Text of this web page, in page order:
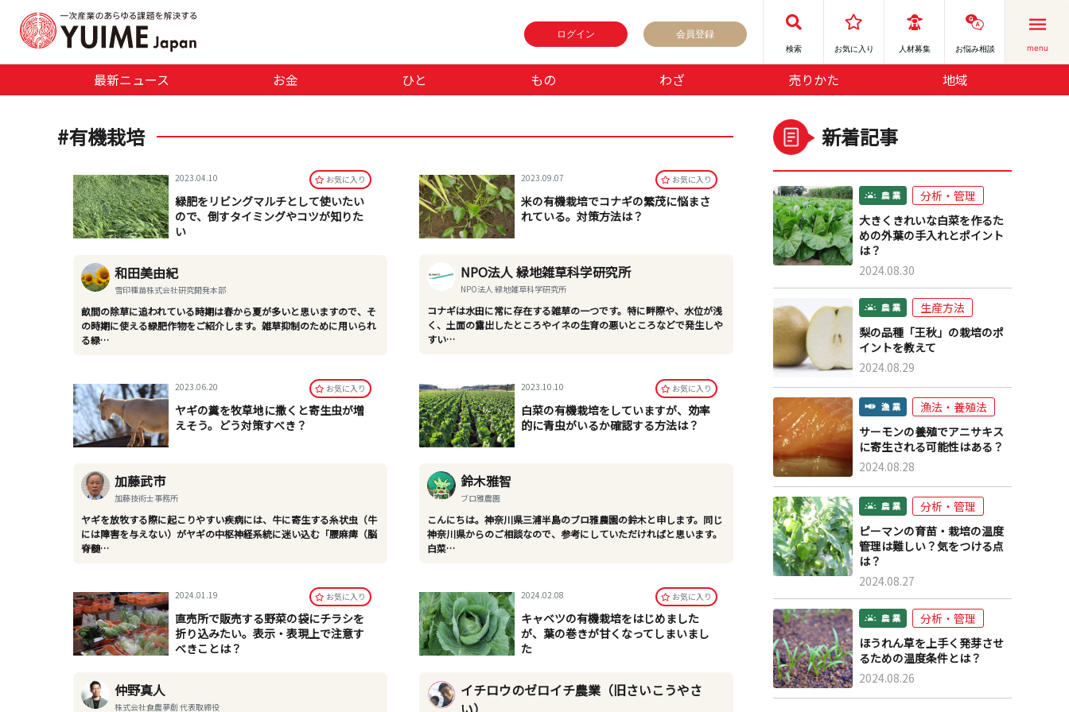
ログイン 会員登録
検索 お気に⼊り 人材募集 お悩み相談 menu
最新ニュース お金 ひと もの わざ 売りかた 地域
#有機栽培
2023.04.10 お気に⼊り
緑肥をリビングマルチとして使いたい
ので、倒すタイミングやコツが知りた
い
和田美由紀
雪印種苗株式会社研究開発本部
畝間の除草に追われている時期は春から夏が多いと思いますので、そ
の時期に使える緑肥作物をご紹介します。雑草抑制のために用いられ
る緑…
2023.09.07 お気に⼊り
米の有機栽培でコナギの繁茂に悩まさ
れている。対策方法は？
NPO法人 緑地雑草科学研究所
NPO法人 緑地雑草科学研究所
コナギは水田に常に存在する雑草の一つです。特に畔際や、水位が浅
く、土面の露出したところやイネの生育の悪いところなどで発生しや
すい…
2023.06.20 お気に⼊り
ヤギの糞を牧草地に撒くと寄生虫が増
えそう。どう対策すべき？
加藤武市
加藤技術士事務所
ヤギを放牧する際に起こりやすい疾病には、牛に寄生する糸状虫（牛
には障害を与えない）がヤギの中枢神経系統に迷い込む「腰麻痺（脳
脊髄…
2023.10.10 お気に⼊り
白菜の有機栽培をしていますが、効率
的に青虫がいるか確認する方法は？
鈴木雅智
ブロ雅農園
こんにちは。神奈川県三浦半島のブロ雅農園の鈴木と申します。同じ
神奈川県からのご相談なので、参考にしていただければと思います。
白菜…
2024.01.19 お気に⼊り
直売所で販売する野菜の袋にチラシを
折り込みたい。表示・表現上で注意す
べきことは？
仲野真人
株式会社食農夢創 代表取締役
2024.02.08 お気に⼊り
キャベツの有機栽培をはじめました
が、葉の巻きが甘くなってしまいまし
た
イチロウのゼロイチ農業（旧さいこうやさ
新着記事
分析・管理
大きくきれいな白菜を作るた
めの外葉の手入れとポイント
は？
2024.08.30
生産方法
梨の品種「王秋」の栽培のポ
イントを教えて
2024.08.29
漁法・養殖法
サーモンの養殖でアニサキス
に寄生される可能性はある？
2024.08.28
分析・管理
ピーマンの育苗・栽培の温度
管理は難しい？気をつける点
は？
2024.08.27
分析・管理
ほうれん草を上手く発芽させ
るための温度条件とは？
2024.08.26